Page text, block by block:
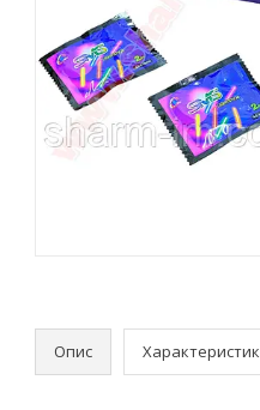
Опис